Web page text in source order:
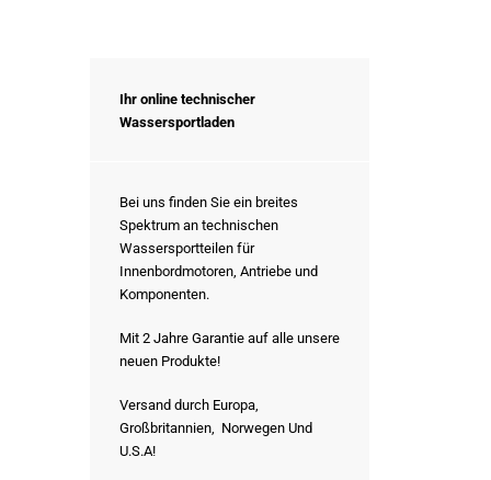
Ihr online technischer
Wassersportladen
Bei uns finden Sie ein breites
Spektrum an technischen
Wassersportteilen für
Innenbordmotoren, Antriebe und
Komponenten.
Mit 2 Jahre Garantie auf alle unsere
neuen Produkte!
Versand durch Europa,
Großbritannien, Norwegen Und
U.S.A!